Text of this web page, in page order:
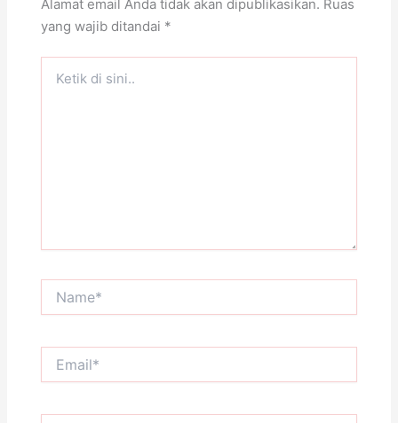
Alamat email Anda tidak akan dipublikasikan. Ruas
yang wajib ditandai *